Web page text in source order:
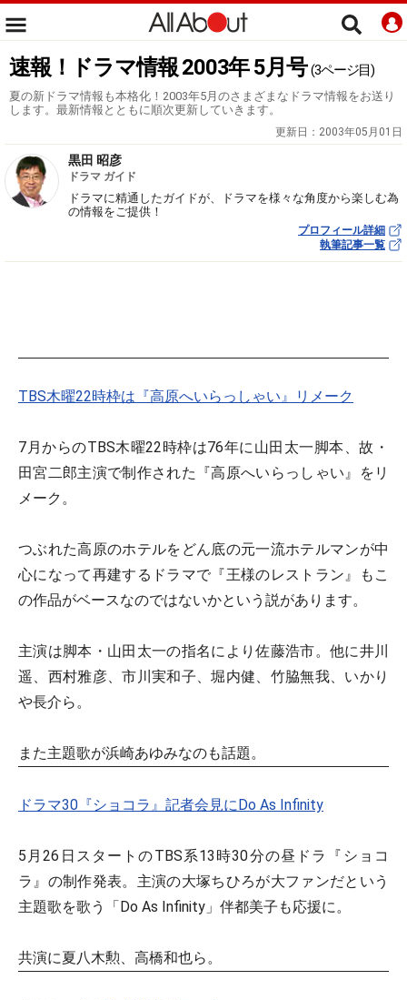
速報！ドラマ情報 2003年 5月号 (3ページ目)
夏の新ドラマ情報も本格化！2003年5月のさまざまなドラマ情報をお送り
します。最新情報とともに順次更新していきます。
更新日： 2003年05月01日
黒田 昭彦
ドラマ ガイド
ドラマに精通したガイドが、ドラマを様々な角度から楽しむ為
の情報をご提供！
プロフィール詳細
執筆記事一覧
TBS木曜22時枠は『高原へいらっしゃい』リメーク
7月からのTBS木曜22時枠は76年に山田太一脚本、故・
田宮二郎主演で制作された『高原へいらっしゃい』をリ
メーク。
つぶれた高原のホテルをどん底の元一流ホテルマンが中
心になって再建するドラマで『王様のレストラン』もこ
の作品がベースなのではないかという説があります。
主演は脚本・山田太一の指名により佐藤浩市。他に井川
遥、西村雅彦、市川実和子、堀内健、竹脇無我、いかり
や長介ら。
また主題歌が浜崎あゆみなのも話題。
ドラマ30『ショコラ』記者会見にDo As Infinity
5月26日スタートのTBS系13時30分の昼ドラ『ショコ
ラ』の制作発表。主演の大塚ちひろが大ファンだという
主題歌を歌う「Do As Infinity」伴都美子も応援に。
共演に夏八木勲、高橋和也ら。